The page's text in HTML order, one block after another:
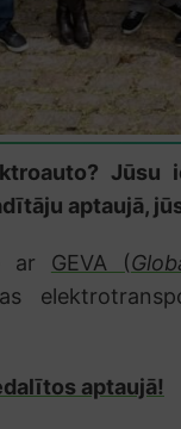
Jūsu
aptaujā,
ar GEVA (
aptaujā!